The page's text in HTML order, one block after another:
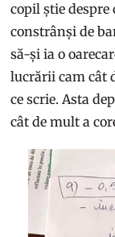
copil știe despre
constrânși de
să-și ia o
lucrării cam cât
ce scrie. Asta
cât de mult a